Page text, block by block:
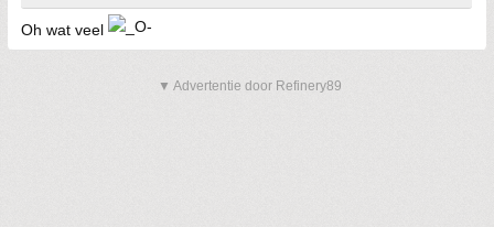
Oh wat veel
▼ Advertentie door Refinery89